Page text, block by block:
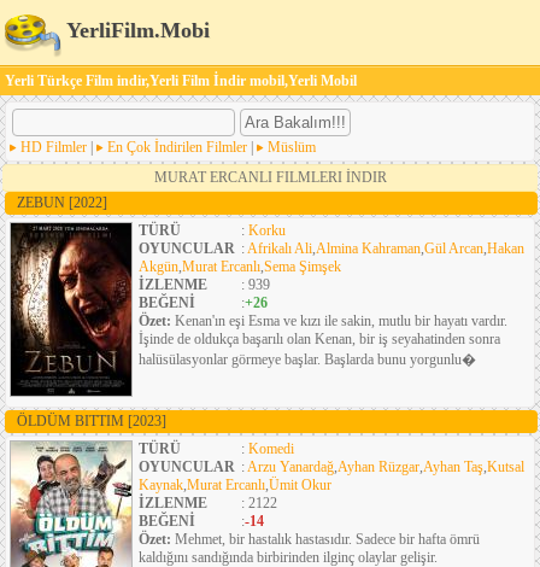
YerliFilm.Mobi
Yerli Türkçe Film indir,Yerli Film İndir mobil,Yerli Mobil
HD Filmler En Çok İndirilen Filmler
Müslüm
MURAT ERCANLI FILMLERI İNDIR
ZEBUN [2022]
TÜRÜ
: Korku
OYUNCULAR :Afrikalı Ali,Almina Kahraman,Gül Arcan,Hakan
Akgün,Murat Ercanlı,Sema Şimşek
İZLENME
: 939
BEĞENİ
:+26
Özet: Kenan'ın eşi Esma ve kızı ile sakin, mutlu bir hayatı vardır.
İşinde de oldukça başarılı olan Kenan, bir iş seyahatinden sonra
halüsülasyonlar görmeye başlar. Başlarda bunu yorgunlu�
ÖLDÜM BITTIM [2023]
TÜRÜ
: Komedi
OYUNCULAR :Arzu Yanardağ,Ayhan Rüzgar,Ayhan Taş,Kutsal
Kaynak,Murat Ercanlı,Ümit Okur
İZLENME
: 2122
BEĞENİ
:-14
Özet: Mehmet, bir hastalık hastasıdır. Sadece bir hafta ömrü
kaldığını sandığında birbirinden ilginç olaylar gelişir.